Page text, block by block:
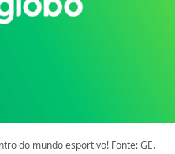
do mundo esportivo! Fonte: GE.